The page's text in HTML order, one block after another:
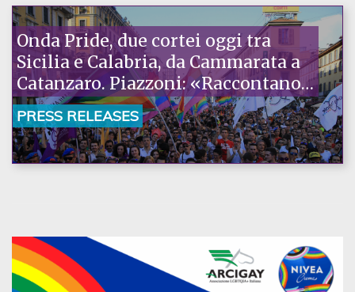
Onda Pride, due cortei oggi tra
Sicilia e Calabria, da Cammarata a
Catanzaro. Piazzoni: «Raccontano
la nostra ostinazione»
PRESS RELEASES